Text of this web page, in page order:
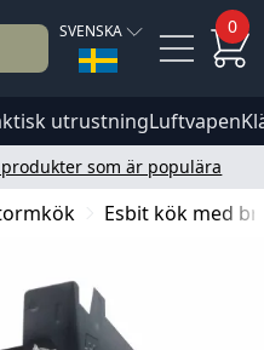
SVENSKA 0
utrustningLuftvapen
som är populära
Esbit kök med